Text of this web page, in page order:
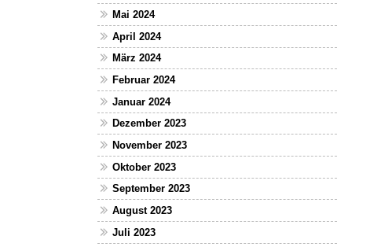
Mai 2024
April 2024
März 2024
Februar 2024
Januar 2024
Dezember 2023
November 2023
Oktober 2023
September 2023
August 2023
Juli 2023